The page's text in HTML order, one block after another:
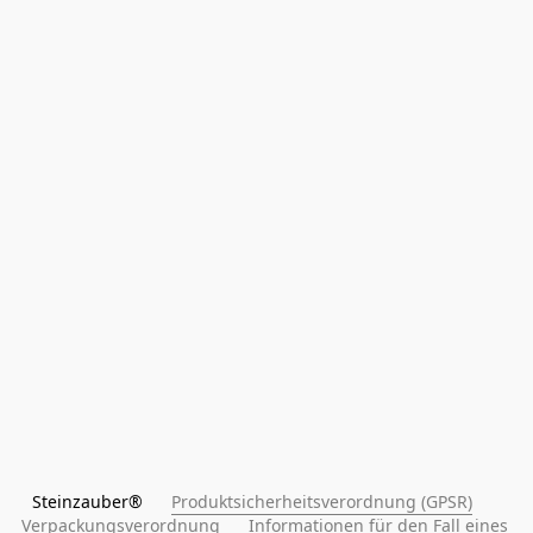
Steinzauber® Produktsicherheitsverordnung (GPSR)
Verpackungsverordnung
Informationen für den Fall eines